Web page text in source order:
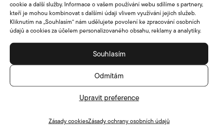
cookie a další služby. Informace o vašem používání webu sdílíme s partnery,
kteří je mohou kombinovat s dalšími údaji vlivem využívání jejich služeb.
Kliknutím na „Souhlasím“ nám udělujete povolení ke zpracování osobních
údajů a cookies za účelem personalizovaného obsahu, reklamy a analytiky.
Souhlasím
Odmítám
Upravit preference
Zásady cookiesZásady ochrany osobních údajů